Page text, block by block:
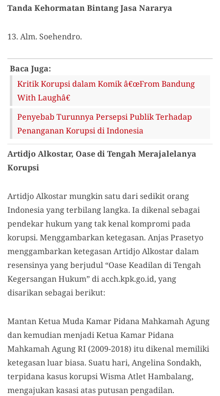
Tanda Kehormatan Bintang Jasa Nararya
13. Alm. Soehendro.
Baca Juga:
Kritik Korupsi dalam Komik â€œFrom Bandung
With Laughâ€
Penyebab Turunnya Persepsi Publik Terhadap
Penanganan Korupsi di Indonesia
Artidjo Alkostar, Oase di Tengah Merajalelanya
Korupsi
Artidjo Alkostar mungkin satu dari sedikit orang
Indonesia yang terbilang langka. Ia dikenal sebagai
pendekar hukum yang tak kenal kompromi pada
korupsi. Menggambarkan ketegasan. Anjas Prasetyo
menggambarkan ketegasan Artidjo Alkostar dalam
resensinya yang berjudul “Oase Keadilan di Tengah
Kegersangan Hukum” di acch.kpk.go.id, yang
disarikan sebagai berikut:
Mantan Ketua Muda Kamar Pidana Mahkamah Agung
dan kemudian menjadiKetua Kamar Pidana
Mahkamah Agung RI (2009-2018) itu dikenal memiliki
ketegasan luar biasa. Suatu hari, Angelina Sondakh,
terpidana kasus korupsi Wisma Atlet Hambalang,
mengajukan kasasi atas putusan pengadilan.